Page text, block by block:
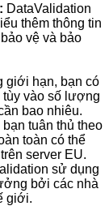
DataValidation
thêm thông tin
vệ và bảo
giới hạn, bạn có
tùy vào số lượng
bao nhiêu.
tuân thủ theo
toàn có thể
server EU.
sử dụng
bởi các nhà
giới.